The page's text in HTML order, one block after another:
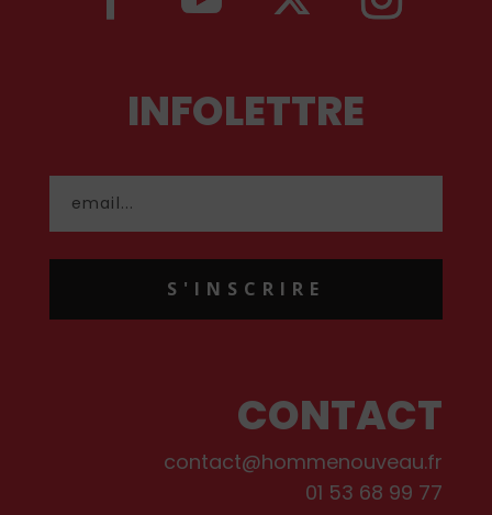
INFOLETTRE
S'INSCRIRE
CONTACT
contact@hommenouveau.fr
01 53 68 99 77